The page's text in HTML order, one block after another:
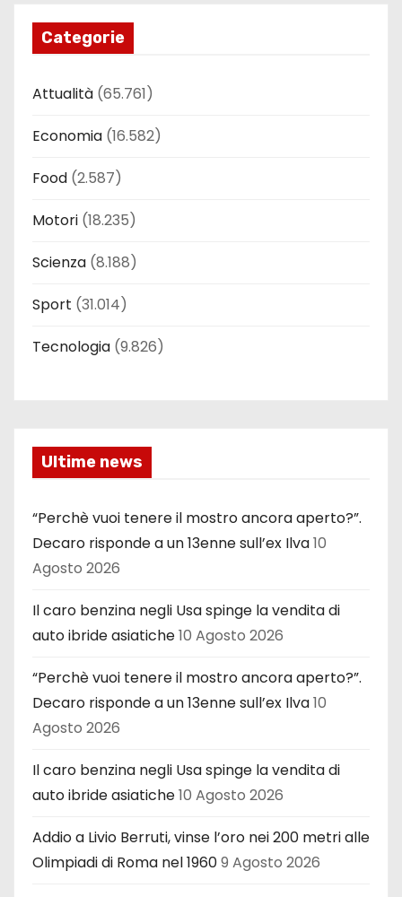
Categorie
Attualità (65.761)
Economia (16.582)
Food (2.587)
Motori (18.235)
Scienza (8.188)
Sport (31.014)
Tecnologia (9.826)
Ultime news
“Perchè vuoi tenere il mostro ancora aperto?”.
Decaro risponde a un 13enne sull’ex Ilva10
Agosto 2026
Il caro benzina negli Usa spinge la vendita di
auto ibride asiatiche10 Agosto 2026
“Perchè vuoi tenere il mostro ancora aperto?”.
Decaro risponde a un 13enne sull’ex Ilva10
Agosto 2026
Il caro benzina negli Usa spinge la vendita di
auto ibride asiatiche10 Agosto 2026
Addio a Livio Berruti, vinse l’oro nei 200 metri alle
Olimpiadi di Roma nel 19609 Agosto 2026